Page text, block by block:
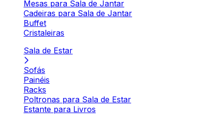
Mesas para Sala de Jantar
Cadeiras para Sala de Jantar
Buffet
Cristaleiras
Sala de Estar
Sofás
Painéis
Racks
Poltronas para Sala de Estar
Estante para Livros